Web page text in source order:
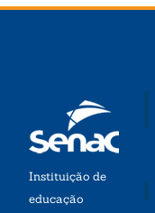
Instituição de
educação